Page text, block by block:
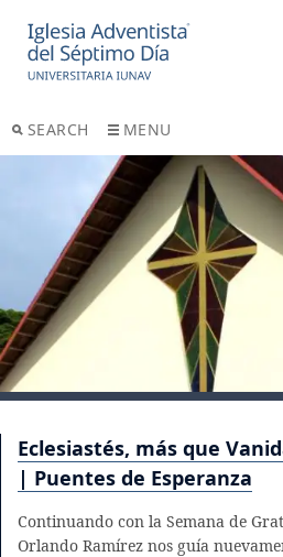
SEARCH MENU
Eclesiastés, más que
| Puentes de Esperanza
Continuando con la Semana de
Orlando Ramírez nos guía